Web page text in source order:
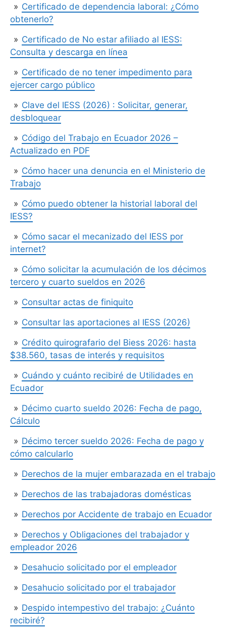
Certificado de dependencia laboral: ¿Cómo
obtenerlo?
Certificado de No estar afiliado al IESS:
Consulta y descarga en línea
Certificado de no tener impedimento para
ejercer cargo público
Clave del IESS (2026) : Solicitar, generar,
desbloquear
Código del Trabajo en Ecuador 2026 –
Actualizado en PDF
Cómo hacer una denuncia en el Ministerio de
Trabajo
Cómo puedo obtener la historial laboral del
IESS?
Cómo sacar el mecanizado del IESS por
internet?
Cómo solicitar la acumulación de los décimos
tercero y cuarto sueldos en 2026
Consultar actas de finiquito
Consultar las aportaciones al IESS (2026)
Crédito quirografario del Biess 2026: hasta
$38.560, tasas de interés y requisitos
Cuándo y cuánto recibiré de Utilidades en
Ecuador
Décimo cuarto sueldo 2026: Fecha de pago,
Cálculo
Décimo tercer sueldo 2026: Fecha de pago y
cómo calcularlo
Derechos de la mujer embarazada en el trabajo
Derechos de las trabajadoras domésticas
Derechos por Accidente de trabajo en Ecuador
Derechos y Obligaciones del trabajador y
empleador 2026
Desahucio solicitado por el empleador
Desahucio solicitado por el trabajador
Despido intempestivo del trabajo: ¿Cuánto
recibiré?